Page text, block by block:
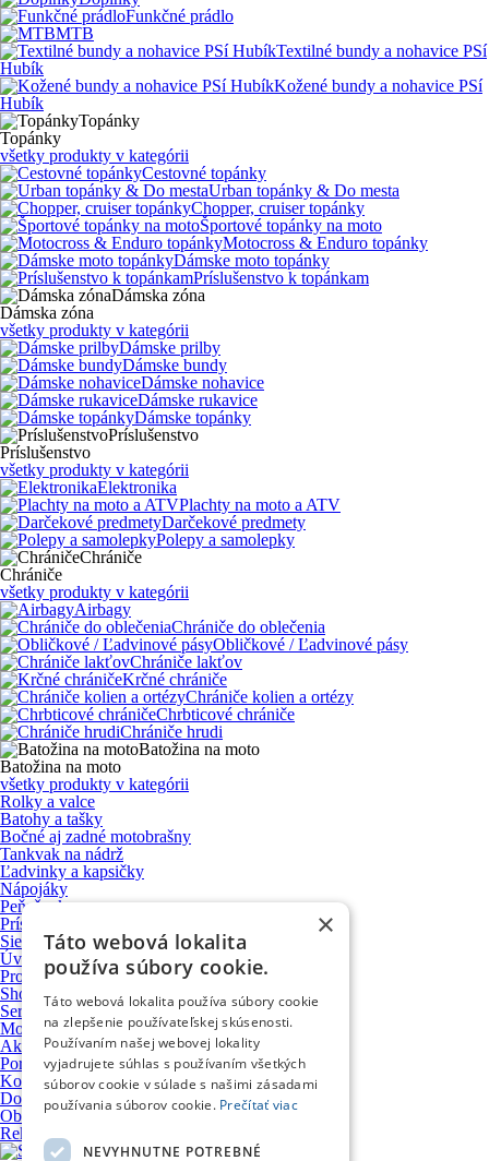
Funkčné prádlo
MTB
Textilné bundy a nohavice PSí
Hubík
Kožené bundy a nohavice PSí
Hubík
Topánky
Topánky
všetky produkty v kategórii
Cestovné topánky
Urban topánky & Do mesta
Chopper, cruiser topánky
Športové topánky na moto
Motocross & Enduro topánky
Dámske moto topánky
Príslušenstvo k topánkam
Dámska zóna
Dámska zóna
všetky produkty v kategórii
Dámske prilby
Dámske bundy
Dámske nohavice
Dámske rukavice
Dámske topánky
Príslušenstvo
Príslušenstvo
všetky produkty v kategórii
Elektronika
Plachty na moto a ATV
Darčekové predmety
Polepy a samolepky
Chrániče
Chrániče
všetky produkty v kategórii
Airbagy
Chrániče do oblečenia
Obličkové / Ľadvinové pásy
Chrániče lakťov
Krčné chrániče
Chrániče kolien a ortézy
Chrbticové chrániče
Chrániče hrudi
Batožina na moto
Batožina na moto
všetky produkty v kategórii
Rolky a valce
Batohy a tašky
Bočné aj zadné motobrašny
Tankvak na nádrž
Ľadvinky a kapsičky
Nápojáky
Peňaženky
Príslušenstvo a upevňovacie systémy
Sieťky, úpinky a prísavky
Úvod
Produkty
Showroom
Servis motocyklov
Motocykle VOGE
Ako nakupovať
Poradňa
Kontakt
Doprava a platba
Obchodné podmienky
Reklamačný poriadok
×
Táto webová lokalita
používa súbory cookie.
Táto webová lokalita používa súbory cookie
na zlepšenie používateľskej skúsenosti.
Používaním našej webovej lokality
vyjadrujete súhlas s používaním všetkých
súborov cookie v súlade s našimi zásadami
používania súborov cookie. Prečítať viac
NEVYHNUTNE POTREBNÉ